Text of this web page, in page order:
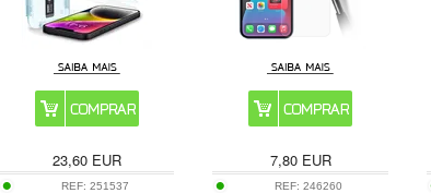
23,60EUR
REF: 251537
7,80EUR
REF:246260